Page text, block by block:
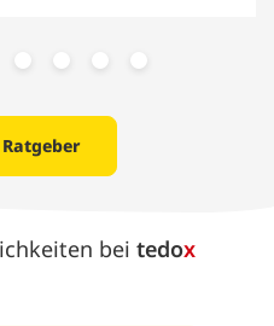
bei tedox